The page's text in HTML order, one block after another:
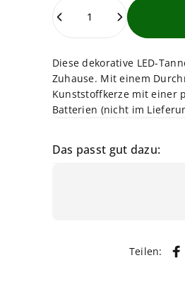
Diese dekorative LED-
Zuhause. Mit einem
Kunststoffkerze mit einer
Batterien (nicht im
Das passt gut dazu:
Teilen: